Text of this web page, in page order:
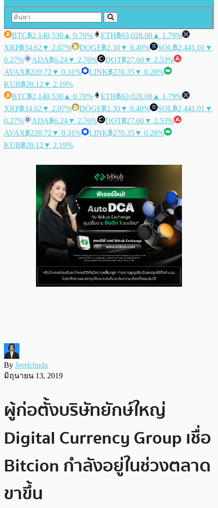
BTC฿2,140,530 ▲ 0.70% ETH฿63,028.00 ▲ 1.79%
XRP฿34.62 ▼ 2.07% DOGE฿2.30▼ 0.40% SOL฿2,441.01 ▼
0.27%
ADA฿6.24▼ 2.76% DOT฿27.60▼ 2.53%
AVAX฿220.72 ▼ 0.31% LINK฿270.35▼ 0.28%
KUB฿20.12 ▼ 2.19%
BTC฿2,140,530 ▲ 0.70% ETH฿63,028.00 ▲ 1.79%
XRP฿34.62 ▼ 2.07% DOGE฿2.30▼ 0.40% SOL฿2,441.01 ▼
0.27%
ADA฿6.24▼ 2.76% DOT฿27.60▼ 2.53%
AVAX฿220.72 ▼ 0.31% LINK฿270.35▼ 0.28%
KUB฿20.12 ▼ 2.19%
By Jeerichuda
มิถุนายน 13, 2019
ผู้ก่อตั้งบริษัทยักษ์ใหญ่
Digital Currency Group เชื่อ
Bitcion กำลังอยู่ในช่วงตลาด
ขาขึ้น